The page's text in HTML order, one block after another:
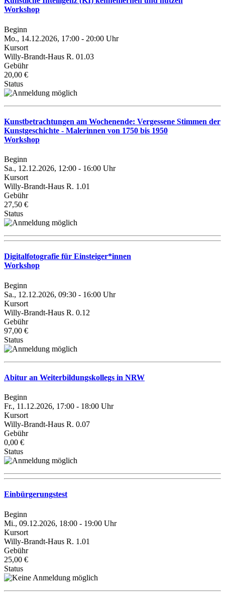
Workshop
Beginn
Mo., 14.12.2026, 17:00 - 20:00 Uhr
Kursort
Willy-Brandt-Haus R. 01.03
Gebühr
20,00 €
Status
Kunstbetrachtungen am Wochenende: Vergessene Stimmen der
Kunstgeschichte - Malerinnen von 1750 bis 1950
Workshop
Beginn
Sa., 12.12.2026, 12:00 - 16:00 Uhr
Kursort
Willy-Brandt-Haus R. 1.01
Gebühr
27,50 €
Status
Digitalfotografie für Einsteiger*innen
Workshop
Beginn
Sa., 12.12.2026, 09:30 - 16:00 Uhr
Kursort
Willy-Brandt-Haus R. 0.12
Gebühr
97,00 €
Status
Abitur an Weiterbildungskollegs in NRW
Beginn
Fr., 11.12.2026, 17:00 - 18:00 Uhr
Kursort
Willy-Brandt-Haus R. 0.07
Gebühr
0,00 €
Status
Einbürgerungstest
Beginn
Mi., 09.12.2026, 18:00 - 19:00 Uhr
Kursort
Willy-Brandt-Haus R. 1.01
Gebühr
25,00 €
Status